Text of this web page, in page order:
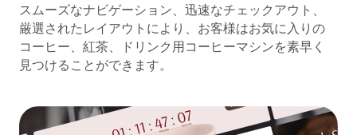
スムーズなナビゲーション、迅速なチェックアウト、
厳選されたレイアウトにより、お客様はお気に入りの
コーヒー、紅茶、ドリンク用コーヒーマシンを素早く
見つけることができます。